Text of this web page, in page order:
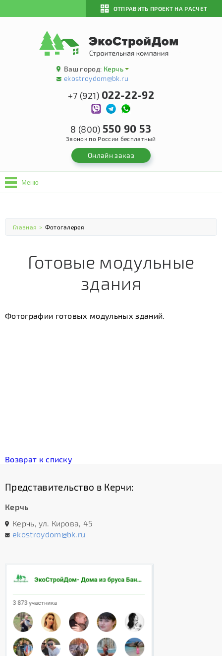
ОТПРАВИТЬ ПРОЕКТ НА РАСЧЕТ
Ваш город: Керчь
ekostroydom@bk.ru
+7 (921) 022-22-92
8 (800) 550 90 53
Звонок по России бесплатный
Онлайн заказ
Меню
Главная > Фотогалерея
Готовые модульные
здания
Фотографии готовых модульных зданий.
Возврат к списку
Представительство в Керчи:
Керчь
Керчь, ул. Кирова, 45
ekostroydom@bk.ru